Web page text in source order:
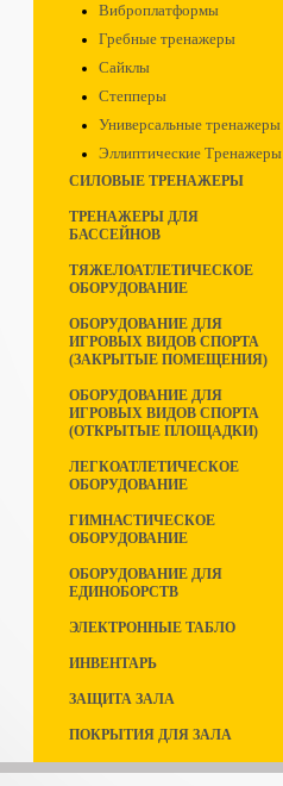
Виброплатформы
Гребные тренажеры
Сайклы
Степперы
Универсальные тренажеры
Эллиптические Тренажеры
СИЛОВЫЕ ТРЕНАЖЕРЫ
ТРЕНАЖЕРЫ ДЛЯ
БАССЕЙНОВ
ТЯЖЕЛОАТЛЕТИЧЕСКОЕ
ОБОРУДОВАНИЕ
ОБОРУДОВАНИЕ ДЛЯ
ИГРОВЫХ ВИДОВ СПОРТА
(ЗАКРЫТЫЕ ПОМЕЩЕНИЯ)
ОБОРУДОВАНИЕ ДЛЯ
ИГРОВЫХ ВИДОВ СПОРТА
(ОТКРЫТЫЕ ПЛОЩАДКИ)
ЛЕГКОАТЛЕТИЧЕСКОЕ
ОБОРУДОВАНИЕ
ГИМНАСТИЧЕСКОЕ
ОБОРУДОВАНИЕ
ОБОРУДОВАНИЕ ДЛЯ
ЕДИНОБОРСТВ
ЭЛЕКТРОННЫЕ ТАБЛО
ИНВЕНТАРЬ
ЗАЩИТА ЗАЛА
ПОКРЫТИЯ ДЛЯ ЗАЛА